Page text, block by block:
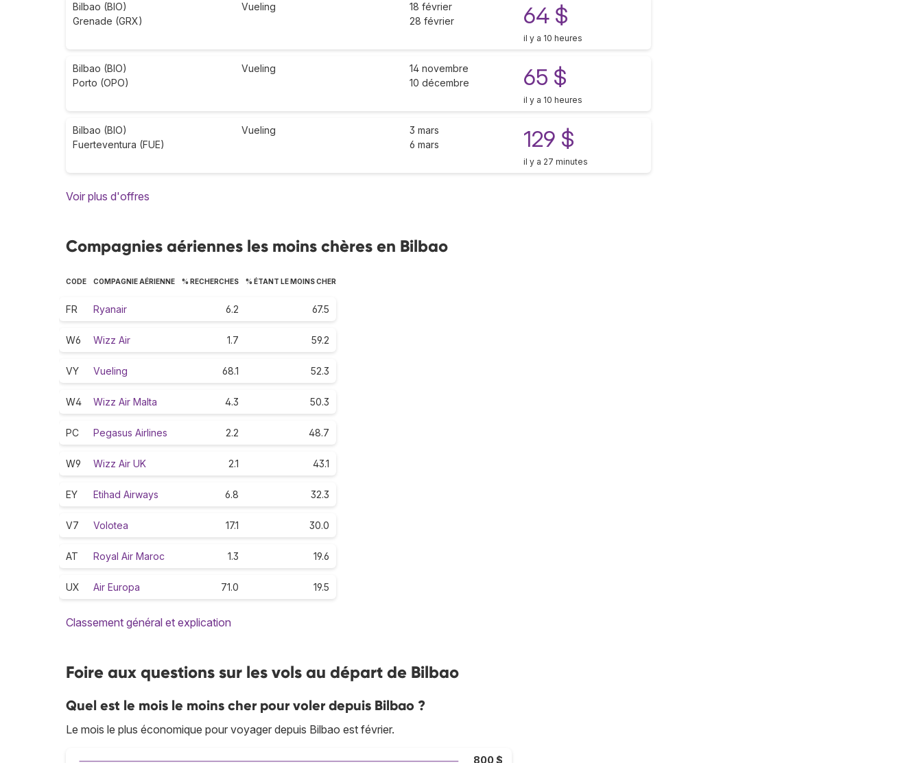
Bilbao (BIO)
Grenade (GRX)
Vueling
18 février
28 février
64 $
il y a 10 heures
Bilbao (BIO)
Porto (OPO)
Vueling
14 novembre
10 décembre
65 $
il y a 10 heures
Bilbao (BIO)
Fuerteventura (FUE)
Vueling
3 mars
6 mars
129 $
il y a 27 minutes
Voir plus d'offres
Compagnies aériennes les moins chères en Bilbao
CODE COMPAGNIE AÉRIENNE % RECHERCHES % ÉTANT LE MOINS CHER
FR Ryanair 6.2 67.5
W6 Wizz Air 1.7 59.2
VY Vueling 68.1 52.3
W4 Wizz Air Malta 4.3 50.3
PC Pegasus Airlines 2.2 48.7
W9 Wizz Air UK 2.1 43.1
EY Etihad Airways 6.8 32.3
V7 Volotea 17.1 30.0
AT Royal Air Maroc 1.3 19.6
UX Air Europa 71.0 19.5
Classement général et explication
Foire aux questions sur les vols au départ de Bilbao
Quel est le mois le moins cher pour voler depuis Bilbao ?
Le mois le plus économique pour voyager depuis Bilbao est février.